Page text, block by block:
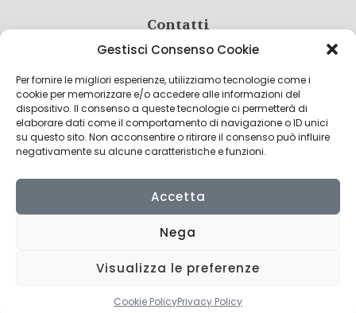
Gestisci Consenso Cookie
Per fornire le migliori esperienze, utilizziamo tecnologie come i
cookie per memorizzare e/o accedere alle informazioni del
dispositivo. Il consenso a queste tecnologie ci permetterà di
elaborare dati come il comportamento di navigazione o ID unici
su questo sito. Non acconsentire o ritirare il consenso può influire
negativamente su alcune caratteristiche e funzioni.
Accetta
Nega
Visualizza le preferenze
Cookie PolicyPrivacy Policy
Contatti
info@culturagroalimentare.com
Note legali
Privacy Policy
© 2022 CulturAgroalimentare di Raffaello De Crescenzo - P.IVA